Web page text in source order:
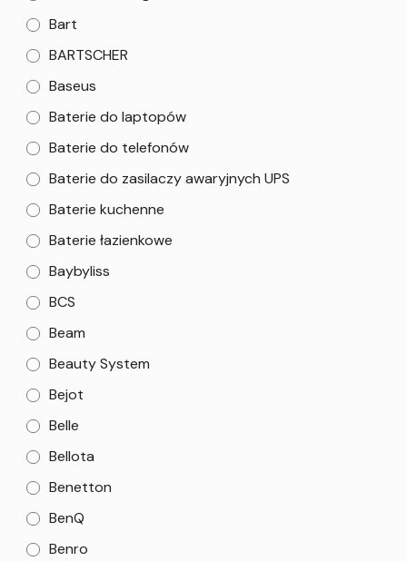
Bart
BARTSCHER
Baseus
Baterie do laptopów
Baterie do telefonów
Baterie do zasilaczy awaryjnych UPS
Baterie kuchenne
Baterie łazienkowe
Baybyliss
BCS
Beam
Beauty System
Bejot
Belle
Bellota
Benetton
BenQ
Benro